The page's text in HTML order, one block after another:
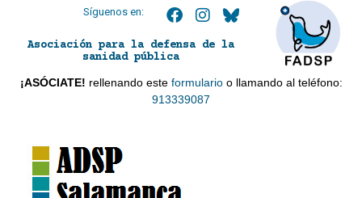
Síguenos en:
Asociación para la defensa de la
sanidad pública
¡ASÓCIATE! rellenando este formularioo llamando al teléfono:
913339087